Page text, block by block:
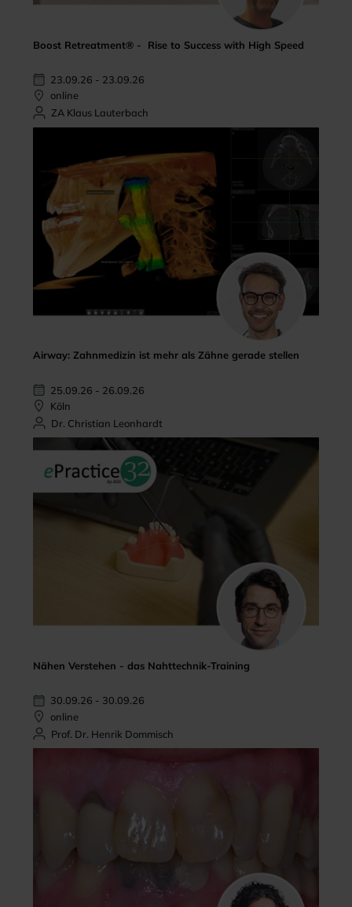
Boost Retreatment® - Rise to Success with High Speed
23.09.26 - 23.09.26
online
ZA Klaus Lauterbach
Airway: Zahnmedizin ist mehr als Zähne gerade stellen
25.09.26 - 26.09.26
Köln
Dr. Christian Leonhardt
Nähen Verstehen - das Nahttechnik-Training
30.09.26 - 30.09.26
online
Prof. Dr. Henrik Dommisch